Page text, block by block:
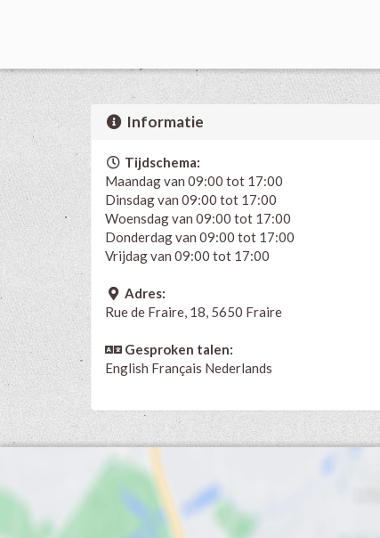
Informatie
Tijdschema:
Maandag van 09:00 tot 17:00
Dinsdag van 09:00 tot 17:00
Woensdag van 09:00 tot 17:00
Donderdag van 09:00 tot 17:00
Vrijdag van 09:00 tot 17:00
Adres:
Rue de Fraire, 18, 5650 Fraire
Gesproken talen:
English Français Nederlands